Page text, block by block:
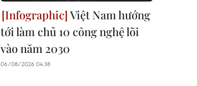
Việt Nam hướng
tới làm chủ 10 công nghệ lõi
vào năm 2030
06/08/2026 04:38